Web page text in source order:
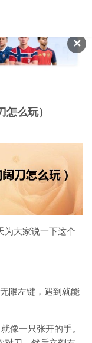
✕
么玩）
为大家说一下这个
限左键，遇到就能
像一只张开的手。